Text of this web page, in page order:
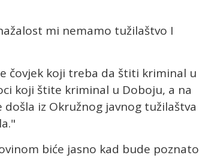
mi nemamo tužilaštvo I
čovjek koji treba da štiti kriminal u
koji štite kriminal u Doboju, a na
iz Okružnog javnog tužilaštva
biće jasno kad bude poznato